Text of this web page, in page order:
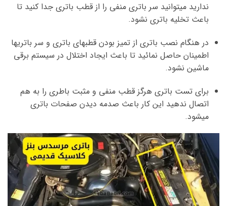
ندارید میتوانید سر باتری منفی را از قطب باتری جدا کنید تا
باعث تخلیه باتری نشود.
در هنگام نصب باتری از تمیز بودن قطبهای باتری و سر باتریها
اطمینان حاصل نمائید تا باعث ایجاد اختلال در سیستم برقی
ماشین نشود.
برای تست باتری هرگز قطب منفی و مثبت باطری را به هم
اتصال ندهید این کار باعث صدمه دیدن صفحات باتری
میشود.